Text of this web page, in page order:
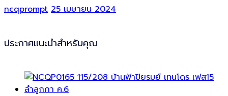
ncqprompt 25 เมษายน 2024
ประกาศแนะนำสำหรับคุณ